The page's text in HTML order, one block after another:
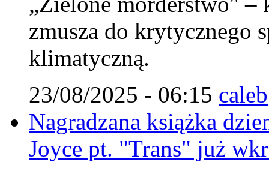
zmusza do krytycznego
klimatyczną.
23/08/2025 - 06:15 caleb
Nagradzana książka
Joyce pt. "Trans" już